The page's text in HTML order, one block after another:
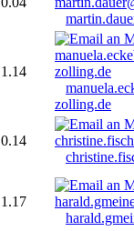
1.14
zolling.de
0.14
1.17